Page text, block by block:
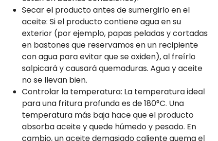
Secar el producto antes de sumergirlo en el
aceite: Si el producto contiene agua en su
exterior (por ejemplo, papas peladas y cortadas
en bastones que reservamos en un recipiente
con agua para evitar que se oxiden), al freírlo
salpicará y causará quemaduras. Agua y aceite
no se llevan bien.
Controlar la temperatura: La temperatura ideal
para una fritura profunda es de 180°C. Una
temperatura más baja hace que el producto
absorba aceite y quede húmedo y pesado. En
cambio, un aceite demasiado caliente quema el